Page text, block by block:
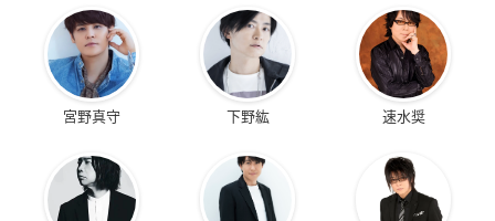
宮野真守 下野紘 速水奨